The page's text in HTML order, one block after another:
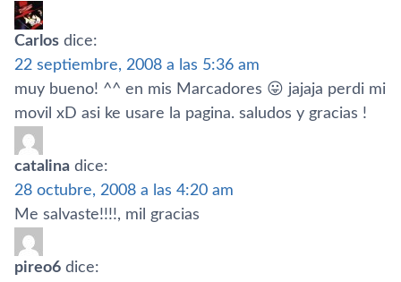
Carlos dice:
22 septiembre, 2008 a las 5:36 am
muy bueno! ^^ en mis Marcadores 😛 jajaja perdi mi
movil xD asi ke usare la pagina. saludos y gracias !
catalina dice:
28 octubre, 2008 a las 4:20 am
Me salvaste!!!!, mil gracias
pireo6 dice: